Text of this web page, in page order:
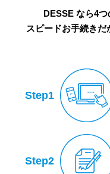
DESSE なら4つ
スピードお手続き
Step1
Step2